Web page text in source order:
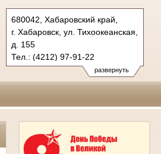
развернуть
680042, Хабаровский край,
г. Хабаровск, ул. Тихоокеанская,
д. 155
Тел.: (4212) 97-91-22
kraevoy.hbr@sudrf.ru